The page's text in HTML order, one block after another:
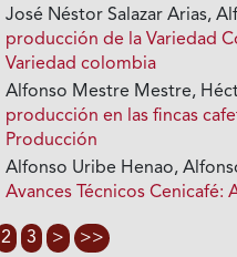
José Néstor Salazar Arias,
producción de la Variedad
Variedad colombia
Alfonso Mestre Mestre,
producción en las fincas
Producción
Alfonso Uribe Henao,
Avances Técnicos Cenicafé:
2 3 > >>